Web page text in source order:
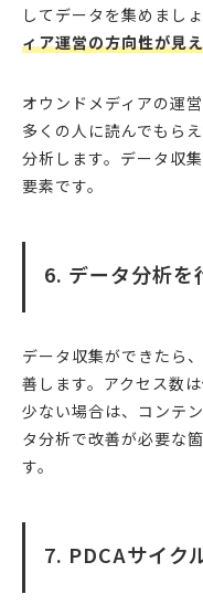
してデータを集めましょ
ィア運営の方向性が見
オウンドメディアの運
多くの人に読んでもら
分析します。データ収
要素です。
6. データ分析を
データ収集ができたら
善します。アクセス数
少ない場合は、コンテ
タ分析で改善が必要な
す。
7. PDCAサイク